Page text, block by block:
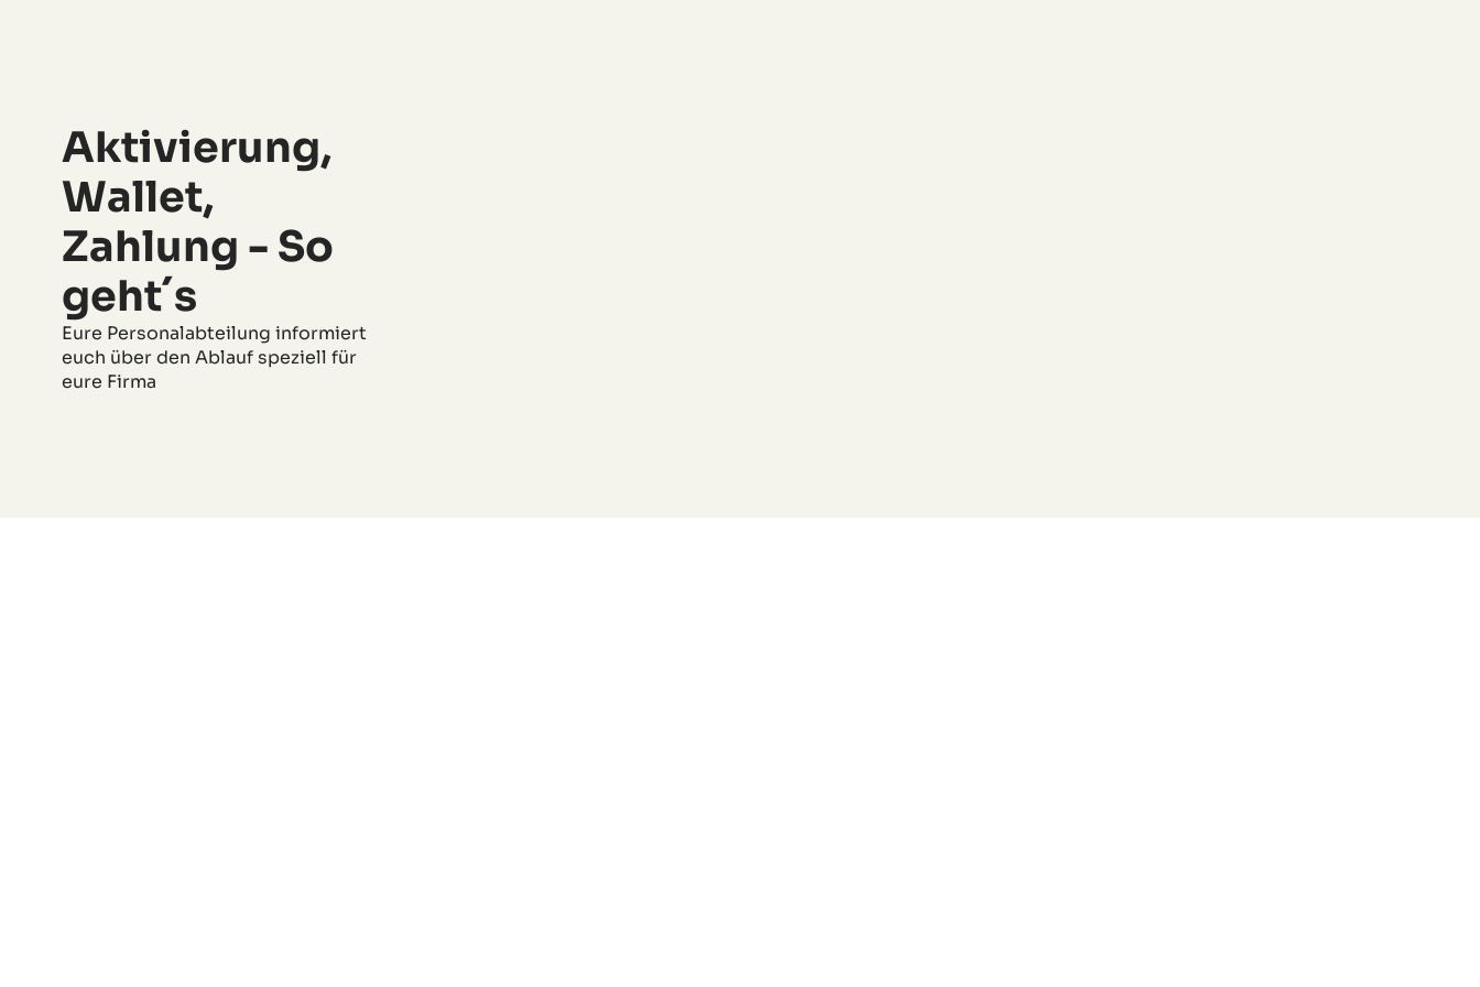
Aktivierung,
Wallet,
Zahlung - So
geht´s
Eure Personalabteilung informiert
euch über den Ablauf speziell für
eure Firma